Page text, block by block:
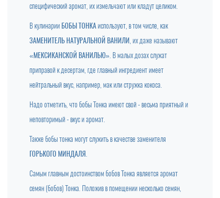
специфический аромат, их измельчают или кладут целиком.
В кулинарии БОБЫ ТОНКАиспользуют, в том числе, как
ЗАМЕНИТЕЛЬ НАТУРАЛЬНОЙ ВАНИЛИ, их даже называют
«МЕКСИКАНСКОЙ ВАНИЛЬЮ». В малых дозах служат
приправой к десертам, где главный ингредиент имеет
нейтральный вкус, например, мак или стружка кокоса.
Надо отметить, что бобы Тонка имеют свой - весьма приятный и
неповторимый - вкус и аромат.
Также бобы тонка могут служить в качестве заменителя
ГОРЬКОГО МИНДАЛЯ.
Самым главным достоинством бобов Тонка является аромат
семян (бобов) Тонка. Положив в помещении несколько семян,